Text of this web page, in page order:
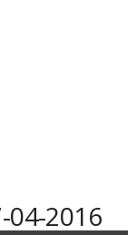
2016